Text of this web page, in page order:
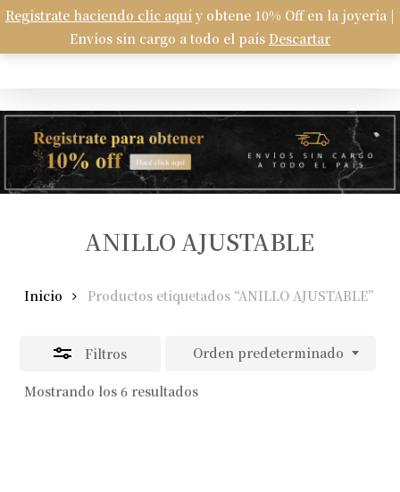
Registrate haciendo clic aquí y obtene 10% Off en la joyería |
Envíos sin cargo a todo el país Descartar
Skip
main
search
Carrito Cart
ANILLO AJUSTABLE
Inicio Productos etiquetados “ANILLO AJUSTABLE”
Filtros
Mostrando los 6 resultados
Orden predeterminado